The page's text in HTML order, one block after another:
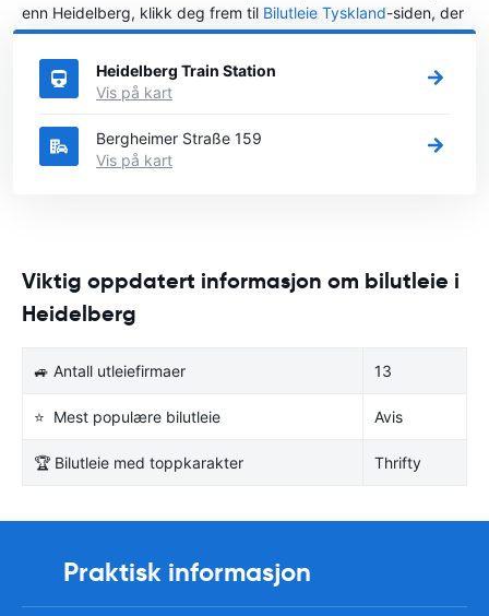
enn Heidelberg, klikk deg frem til Bilutleie Tyskland-siden, der
du kan velge byen i Tyskland der du vil leie en bil.
Heidelberg Train Station
Vis på kart
Bergheimer Straße 159
Vis på kart
Viktig oppdatert informasjon om bilutleie i
Heidelberg
🚙 Antall utleiefirmaer 13
⭐ Mest populære bilutleie Avis
🏆 Bilutleie med toppkarakter Thrifty
Praktisk informasjon